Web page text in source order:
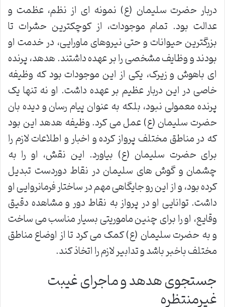
دربار حضرت سلیمان (ع) نمونه ای از نظم، عظمت و
عدالت بود. تمام موجودات، از کوچکترین حشرات تا
بزرگترین حیوانات و حتی نیروهای ماورایی، در خدمت او
بودند و وظایف مشخصی را بر عهده داشتند. هدهد، پرنده
ای باهوش و زیرک، یکی از این موجودات بود که وظیفه
خاصی در این دربار عظیم بر عهده داشت. او نه تنها یک
پرنده معمولی نبود، بلکه به عنوان پیام رسان و دیده بان
حضرت سلیمان (ع) عمل می کرد. وظیفه هدهد این بود
که در مناطق مختلف پرواز کرده و اخبار و اطلاعات لازم را
برای حضرت سلیمان (ع) بیاورد. این نقش، او را به
چشمان و گوش های سلیمان در نقاط دوردست تبدیل
کرده بود، و از این رو جایگاهی مهم در ساختار فرمانروایی او
داشت. توانایی او در پرواز به نقاط دور و مشاهده دقیق
وقایع، او را برای چنین ماموریتی بسیار مناسب می ساخت
و به حضرت سلیمان (ع) کمک می کرد تا از اوضاع مناطق
مختلف باخبر باشد و تدابیر لازم را اتخاذ کند.
جستجوی هدهد و ماجرای غیبت
غیرمنتظره